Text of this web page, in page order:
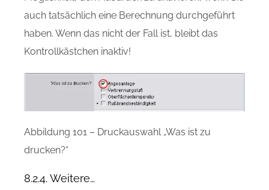
auch tatsächlich eine Berechnung durchgeführt
haben. Wenn das nicht der Fall ist, bleibt das
Kontrollkästchen inaktiv!
Abbildung 101 – Druckauswahl „Was ist zu
drucken?“
8.2.4. Weitere…